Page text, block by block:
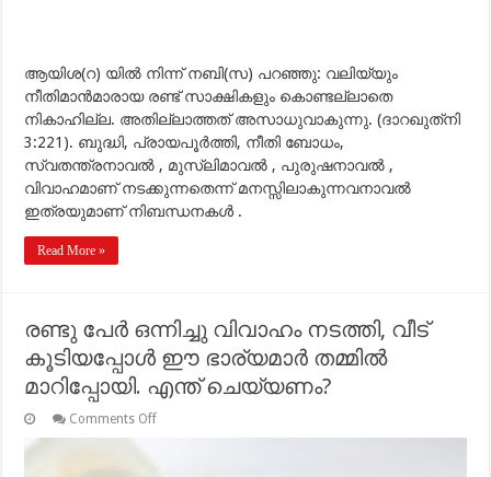
ആയിശ(റ) യില്‍ നിന്ന് നബി(സ) പറഞ്ഞു: വലിയ്യും
നീതിമാന്‍മാരായ രണ്ട് സാക്ഷികളും കൊണ്ടല്ലാതെ
നികാഹില്ല. അതില്ലാത്തത് അസാധുവാകുന്നു. (ദാറഖുത്‌നി
3:221). ബുദ്ധി, പ്രായപൂര്‍ത്തി, നീതി ബോധം,
സ്വതന്ത്രനാവല്‍ , മുസ്ലിമാവല്‍ , പുരുഷനാവല്‍ ,
വിവാഹമാണ് നടക്കുന്നതെന്ന് മനസ്സിലാകുന്നവനാവല്‍
ഇത്രയുമാണ് നിബന്ധനകള്‍ .
Read More »
രണ്ടു പേര്‍ ഒന്നിച്ചു വിവാഹം നടത്തി, വീട്
കൂടിയപ്പോള്‍ ഈ ഭാര്യമാര്‍ തമ്മില്‍
മാറിപ്പോയി. എന്ത് ചെയ്യണം?
Comments Offon